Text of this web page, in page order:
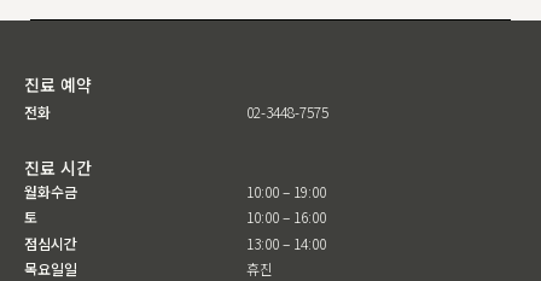
진료 예약
전화 02-3448-7575
진료 시간
월화수금
토
점심시간
목요일일
10:00 – 19:00
10:00 – 16:00
13:00 – 14:00
휴진